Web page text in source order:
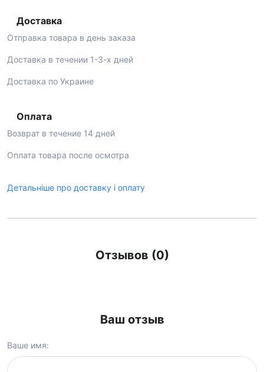
Доставка
Отправка товара в день заказа
Доставка в течении 1-3-х дней
Доставка по Украине
Оплата
Возврат в течение 14 дней
Оплата товара после осмотра
Детальніше про доставку і оплату
Отзывов (0)
Ваш отзыв
Ваше имя: